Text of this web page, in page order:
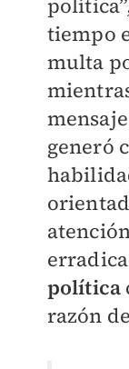
tiempo
multa
generó
política
razón